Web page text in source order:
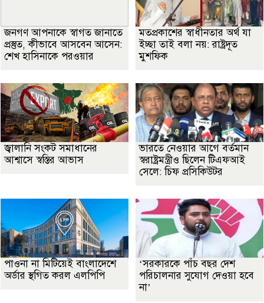
জনগণ আপনাকে স্বাগত জানাতে
প্রস্তুত, কীভাবে আসবেন আসেন:
শেখ হাসিনাকে পরওয়ার
মতপ্রকাশের স্বাধীনতার অর্থ যা
ইচ্ছা তাই বলা নয়: রাষ্ট্রদূত
মুশফিক
জ্বালানি সংকট সমাধানের
আশ্বাসে স্বস্তির আভাস
ভারতে নেওয়ার আগে বর্তমান
স্বরাষ্ট্রমন্ত্রীও ছিলেন টিএফআই
সেলে: চিফ প্রসিকিউটর
পাওনা না মিটিয়েই বাংলাদেশে
অর্ডার স্থগিত করল এলপিপি
‘সরকারকে পাঁচ বছর দেশ
পরিচালনার সুযোগ দেওয়া হবে
না’